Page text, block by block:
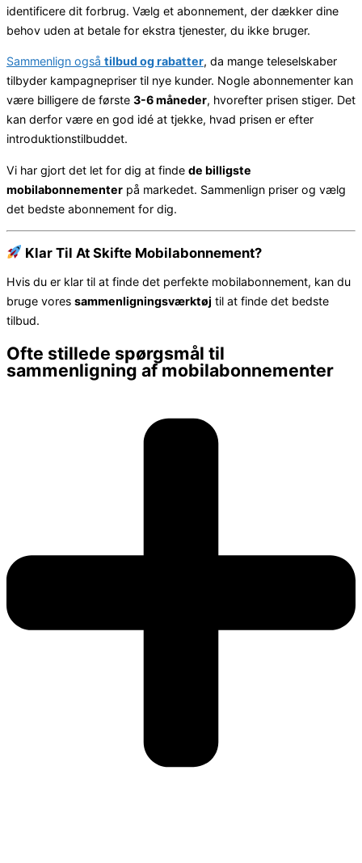
identificere dit forbrug. Vælg et abonnement, der dækker dine
behov uden at betale for ekstra tjenester, du ikke bruger.
Sammenlign også tilbud og rabatter, da mange teleselskaber
tilbyder kampagnepriser til nye kunder. Nogle abonnementer kan
være billigere de første 3-6 måneder, hvorefter prisen stiger. Det
kan derfor være en god idé at tjekke, hvad prisen er efter
introduktionstilbuddet.
Vi har gjort det let for dig at finde de billigste
mobilabonnementer på markedet. Sammenlign priser og vælg
det bedste abonnement for dig.
Klar Til At Skifte Mobilabonnement?
Hvis du er klar til at finde det perfekte mobilabonnement, kan du
bruge vores sammenligningsværktøj til at finde det bedste
tilbud.
Ofte stillede spørgsmål til
sammenligning af mobilabonnementer